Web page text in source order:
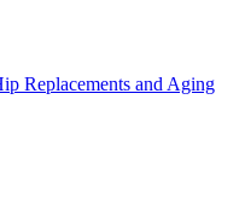
Replacements and Aging